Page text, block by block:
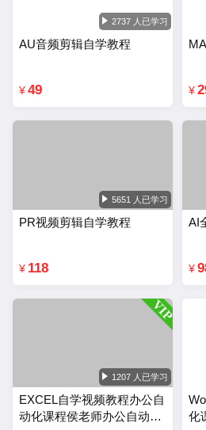
2737 人已学习
AU音频剪辑自学教程
¥ 49 ¥
5651 人已学习
PR视频剪辑自学教程
¥ 118
AI
¥
1207 人已学习
EXCEL自学视频教程办公自
动化课程侯老师办公自动化
化